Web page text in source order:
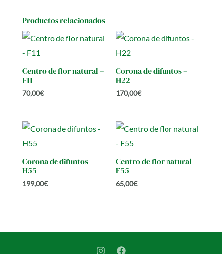
Productos relacionados
Centro de flor natural –
F11
70,00€
Corona de difuntos –
H22
170,00€
Corona de difuntos –
H55
199,00€
Centro de flor natural –
F55
65,00€